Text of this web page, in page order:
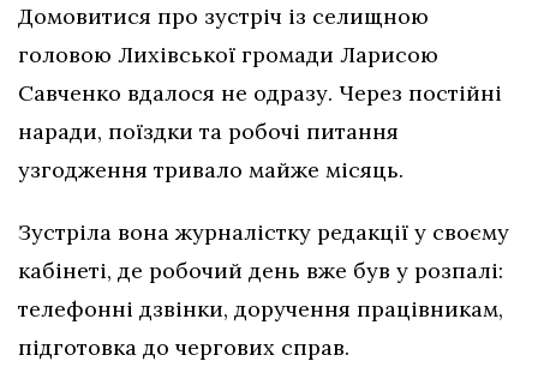
Домовитися про зустріч із селищною
головою Лихівської громади Ларисою
Савченко вдалося не одразу. Через постійні
наради, поїздки та робочі питання
узгодження тривало майже місяць.
Зустріла вона журналістку редакції у своєму
кабінеті, де робочий день вже був у розпалі:
телефонні дзвінки, доручення працівникам,
підготовка до чергових справ.